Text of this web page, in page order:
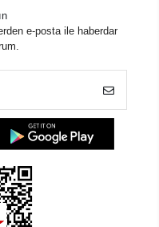
e-posta ile haberdar